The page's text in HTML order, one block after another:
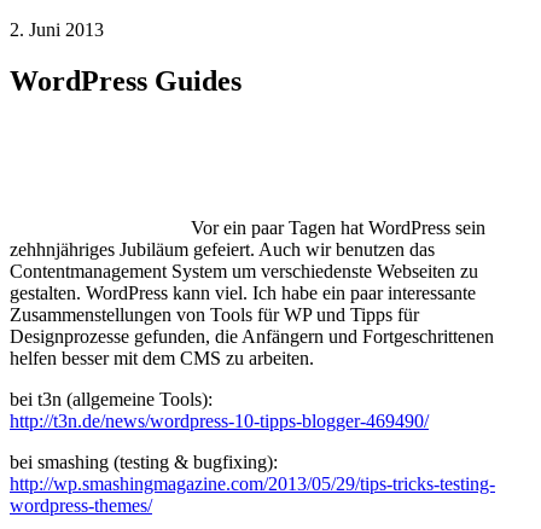
2. Juni 2013
WordPress Guides
Vor ein paar Tagen hat WordPress sein
zehhnjähriges Jubiläum gefeiert. Auch wir benutzen das
Contentmanagement System um verschiedenste Webseiten zu
gestalten. WordPress kann viel. Ich habe ein paar interessante
Zusammenstellungen von Tools für WP und Tipps für
Designprozesse gefunden, die Anfängern und Fortgeschrittenen
helfen besser mit dem CMS zu arbeiten.
bei t3n (allgemeine Tools):
http://t3n.de/news/wordpress-10-tipps-blogger-469490/
bei smashing (testing & bugfixing):
http://wp.smashingmagazine.com/2013/05/29/tips-tricks-testing-
wordpress-themes/